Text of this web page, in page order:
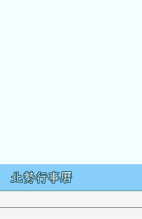
北勢行事曆